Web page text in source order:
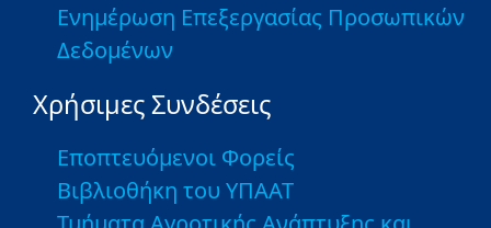
Ενημέρωση Επεξεργασίας Προσωπικών
Δεδομένων
Χρήσιμες Συνδέσεις
Εποπτευόμενοι Φορείς
Βιβλιοθήκη του ΥΠΑΑΤ